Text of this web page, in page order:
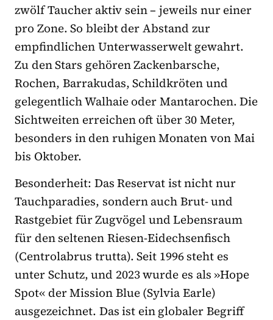
zwölf Taucher aktiv sein – jeweils nur einer
pro Zone. So bleibt der Abstand zur
empfindlichen Unterwasserwelt gewahrt.
Zu den Stars gehören Zackenbarsche,
Rochen, Barrakudas, Schildkröten und
gelegentlich Walhaie oder Mantarochen. Die
Sichtweiten erreichen oft über 30 Meter,
besonders in den ruhigen Monaten von Mai
bis Oktober.
Besonderheit: Das Reservat ist nicht nur
Tauchparadies, sondern auch Brut- und
Rastgebiet für Zugvögel und Lebensraum
für den seltenen Riesen-Eidechsenfisch
(Centrolabrus trutta). Seit 1996 steht es
unter Schutz, und 2023 wurde es als »Hope
Spot« der Mission Blue (Sylvia Earle)
ausgezeichnet. Das ist ein globaler Begriff